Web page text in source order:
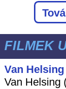
FILMEK
Van Helsing
Van Helsing